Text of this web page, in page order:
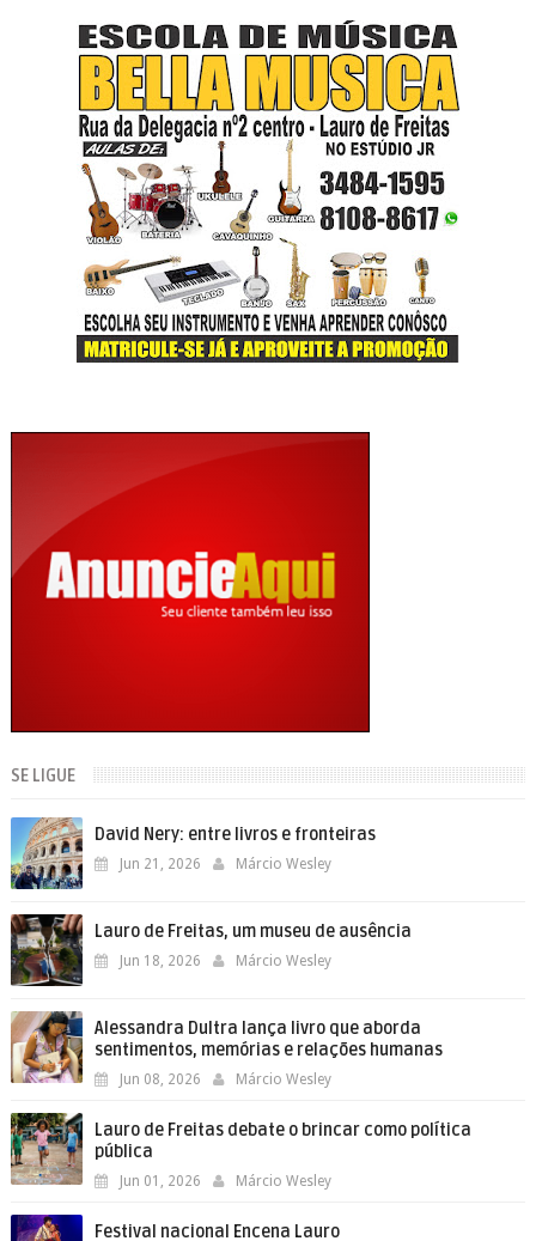
SE LIGUE
David Nery: entre livros e fronteiras
Jun 21, 2026 Márcio Wesley
​Lauro de Freitas, um museu de ausência
Jun 18, 2026 Márcio Wesley
Alessandra Dultra lança livro que aborda
sentimentos, memórias e relações humanas
Jun 08, 2026 Márcio Wesley
Lauro de Freitas debate o brincar como política
pública
Jun 01, 2026 Márcio Wesley
Festival nacional Encena Lauro